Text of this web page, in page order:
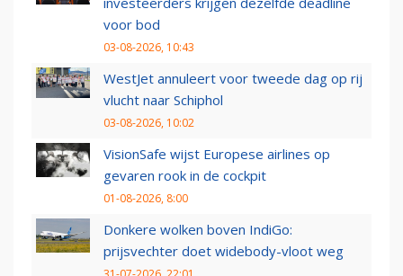
voor bod
03-08-2026, 10:43
WestJet annuleert voor tweede dag op rij
vlucht naar Schiphol
03-08-2026, 10:02
VisionSafe wijst Europese airlines op
gevaren rook in de cockpit
01-08-2026, 8:00
Donkere wolken boven IndiGo:
prijsvechter doet widebody-vloot weg